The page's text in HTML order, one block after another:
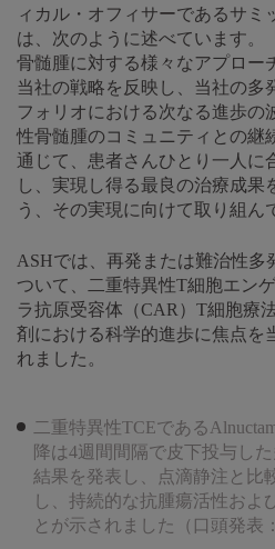
ィカル・オフィサーであるサミ
は、次のように述べています。
骨髄腫に対する様々なアプロー
当社の戦略を反映し、当社の多
フォリオにおける次なる進歩の
性骨髄腫のコミュニティとの継
通じて、患者さんひとり一人に
し、実現し得る最良の治療成果
う、その実現に向けて取り組ん
ASHでは、再発または難治性多
ついて、二重特異性T細胞エン
ラ抗原受容体（CAR）T細胞療
剤における科学的進歩に焦点を
れました。
二重特異性TCEである
降は4週間間隔で皮下投与し
結果を発表し、点滴静注と比
し、持続的な抗腫瘍活性およ
とが示されました（口頭発表